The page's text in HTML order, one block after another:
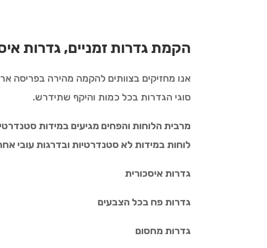
הקמת גדרות זמניים, גדרות
סוגי הגדרות בכל כמות והיקף שתידרש.
לוחות במידות לא סטנדרטיות ובדרגות עובי
גדרות איסכורית
גדרות פח בכל הצבעים
גדרות מחסום